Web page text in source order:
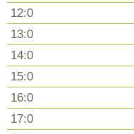
12:0
13:0
14:0
15:0
16:0
17:0